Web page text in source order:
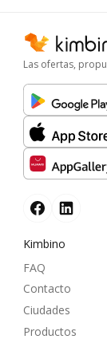
Las ofertas,
Kimbino
FAQ
Contacto
Ciudades
Productos